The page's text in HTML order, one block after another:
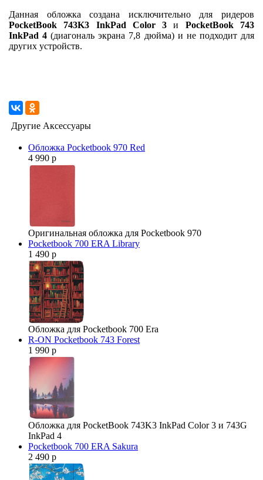
Данная обложка создана исключительно для ридеров
PocketBook 743K3 InkPad Color 3и PocketBook 743
InkPad 4 (диагональ экрана 7,8 дюйма) и не подходит для
других устройств.
Другие Аксессуары
Обложка Pocketbook 970 Red
4 990 р
Оригинальная обложка для Pocketbook 970
Pocketbook 700 ERA Library
1 490 р
Обложка для Pocketbook 700 Era
R-ON Pocketbook 743 Forest
1 990 р
Обложка для PocketBook 743K3 InkPad Color 3 и 743G
InkPad 4
Pocketbook 700 ERA Sakura
2 490 р